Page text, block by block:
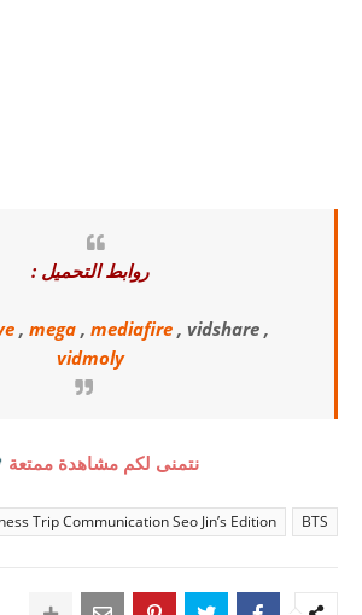
روابط التحميل :
, mega, mediafire, vidshare ,
vidmoly
نتمنى لكم مشاهدة ممتعة
BTS
Trip Communication Seo Jin’s Edition